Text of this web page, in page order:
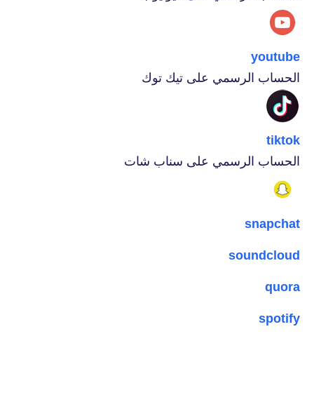
youtube
الحساب الرسمي على تيك توك
tiktok
الحساب الرسمي على سناب شات
snapchat
soundcloud
quora
spotify